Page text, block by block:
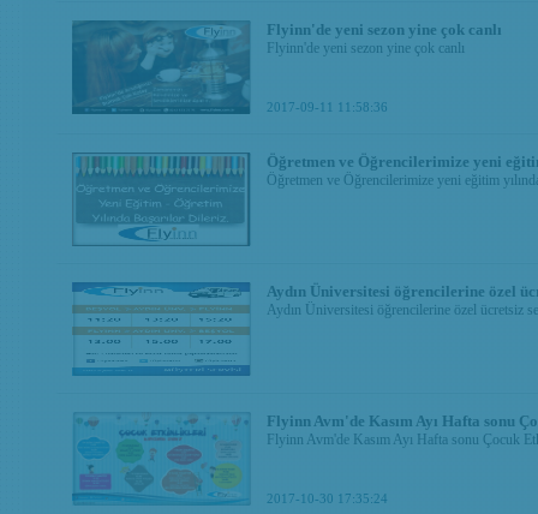
Flyinn'de yeni sezon yine çok canlı
Flyinn'de yeni sezon yine çok canlı
2017-09-11 11:58:36
Öğretmen ve Öğrencilerimize yeni
Öğretmen ve Öğrencilerimize yeni eğitim
Aydın Üniversitesi öğrencilerine özel
Aydın Üniversitesi öğrencilerine özel ücretsiz
Flyinn Avm'de Kasım Ayı Hafta sonu
Flyinn Avm'de Kasım Ayı Hafta sonu Çocuk
2017-10-30 17:35:24